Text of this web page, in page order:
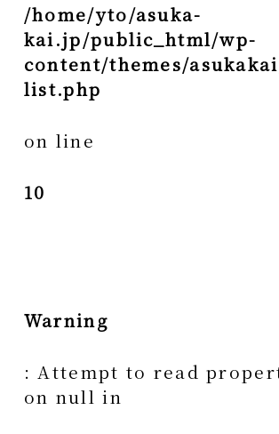
/home/yto/asuka-
kai.jp/public_html/wp-
content/themes/
list.php
on line
10
Warning
: Attempt to read
on null in